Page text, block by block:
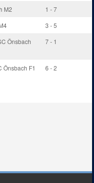
M2
1 - 7
3 - 5
Önsbach
7 - 1
Önsbach F1 6 - 2